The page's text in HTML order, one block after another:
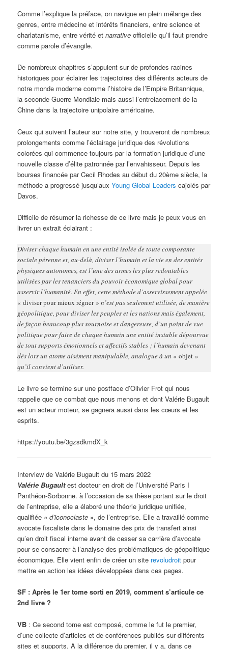
Comme l’explique la préface, on navigue en plein mélange des
genres, entre médecine et intérêts financiers, entre science et
charlatanisme, entre vérité etnarrative officielle qu’il faut prendre
comme parole d’évangile.
De nombreux chapitres s’appuient sur de profondes racines
historiques pour éclairer les trajectoires des différents acteurs de
notre monde moderne comme l’histoire de l’Empire Britannique,
la seconde Guerre Mondiale mais aussi l’entrelacement de la
Chine dans la trajectoire unipolaire américaine.
Ceux qui suivent l’auteur sur notre site, y trouveront de nombreux
prolongements comme l’éclairage juridique des révolutions
colorées qui commence toujours par la formation juridique d’une
nouvelle classe d’élite patronnée par l’envahisseur. Depuis les
bourses financée par Cecil Rhodes au début du 20ème siècle, la
méthode a progressé jusqu’auxYoung Global Leaders cajolés par
Davos.
Difficile de résumer la richesse de ce livre mais je peux vous en
livrer un extrait éclairant :
Diviser chaque humain en une entité isolée de toute composante
sociale pérenne et, au-delà, diviser l’humain et la vie en des entités
physiques autonomes, est l’une des armes les plus redoutables
utilisées par les tenanciers du pouvoir économique global pour
asservir l’humanité. En effet, cette méthode d’asservissement appelée
« diviser pour mieux régner » n’est pas seulement utilisée, de manière
géopolitique, pour diviser les peuples et les nations mais également,
de façon beaucoup plus sournoise et dangereuse, d’un point de vue
politique pour faire de chaque humain une entité instable dépourvue
de tout supports émotionnels et affectifs stables ; l’humain devenant
dès lors un atome aisément manipulable, analogue à un « objet »
qu’il convient d’utiliser.
Le livre se termine sur une postface d’Olivier Frot qui nous
rappelle que ce combat que nous menons et dont Valérie Bugault
est un acteur moteur, se gagnera aussi dans les cœurs et les
esprits.
https://youtu.be/3gzsdkmdX_k
Interview de Valérie Bugault du 15 mars 2022
Valérie Bugaultest docteur en droit de l’Université Paris I
Panthéon-Sorbonne. à l’occasion de sa thèse portant sur le droit
de l’entreprise, elle a élaboré une théorie juridique unifiée,
qualifiée « d’iconoclaste », de l’entreprise. Elle a travaillé comme
avocate fiscaliste dans le domaine des prix de transfert ainsi
qu’en droit fiscal interne avant de cesser sa carrière d’avocate
pour se consacrer à l’analyse des problématiques de géopolitique
économique. Elle vient enfin de créer un site revoludroit pour
mettre en action les idées développées dans ces pages.
SF : Après le 1er tome sorti en 2019, comment s’articule ce
2nd livre ?
VB : Ce second tome est composé, comme le fut le premier,
d’une collecte d’articles et de conférences publiés sur différents
sites et supports. A la différence du premier, il y a, dans ce